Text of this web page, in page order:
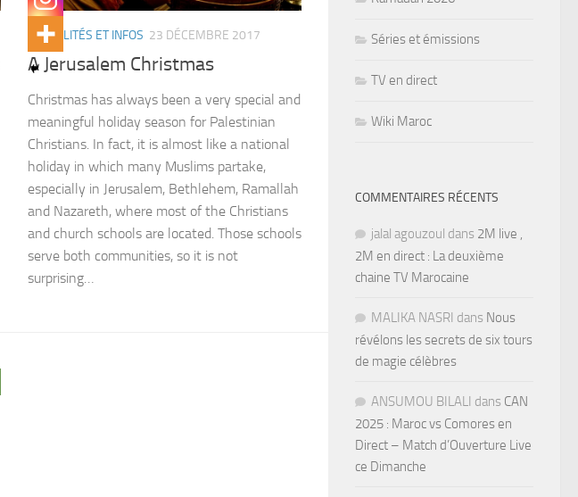
ACTUALITÉS ET INFOS 23 DÉCEMBRE 2017
A Jerusalem Christmas
Christmas has always been a very special and
meaningful holiday season for Palestinian
Christians. In fact, it is almost like a national
holiday in which many Muslims partake,
especially in Jerusalem, Bethlehem, Ramallah
and Nazareth, where most of the Christians
and church schools are located. Those schools
serve both communities, so it is not
surprising…
Séries et émissions
TV en direct
Wiki Maroc
COMMENTAIRES RÉCENTS
jalal agouzoul dans 2M live ,
2M en direct : La deuxième
chaine TV Marocaine
MALIKA NASRI dans Nous
révélons les secrets de six tours
de magie célèbres
ANSUMOU BILALI dans CAN
2025 : Maroc vs Comores en
Direct – Match d’Ouverture Live
ce Dimanche